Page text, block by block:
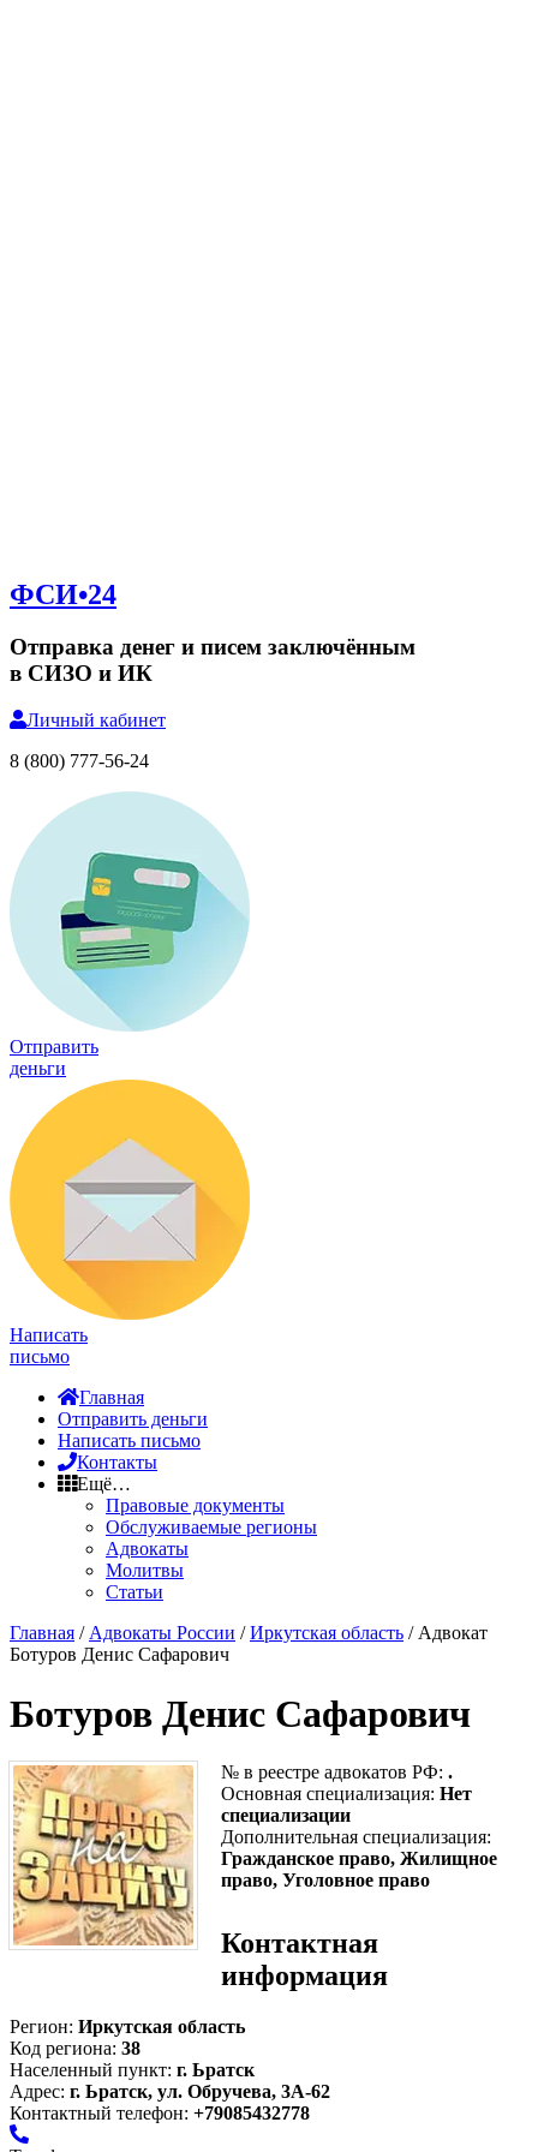
ФСИ•24
Отправка денег и писем заключённым
в СИЗО и ИК
Личный кабинет
8 (800) 777-56-24
Отправить
деньги
Написать
письмо
Главная
Отправить деньги
Написать письмо
Контакты
Ещё…
Правовые документы
Обслуживаемые регионы
Адвокаты
Молитвы
Статьи
Главная / Адвокаты России /Иркутская область / Адвокат
Ботуров Денис Сафарович
Ботуров Денис Сафарович
№ в реестре адвокатов РФ: .
Основная специализация: Нет
специализации
Дополнительная специализация:
Гражданское право, Жилищное
право, Уголовное право
Контактная
информация
Регион: Иркутская область
Код региона: 38
Населенный пункт: г. Ьратск
Адрес: г. Ьратск, ул. Обручева, 3А-62
Контактный телефон: +79085432778